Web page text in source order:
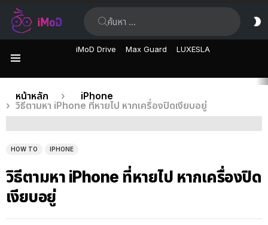
iMoD Drive Max Guard LUXESLA
เรื่อง
ล่าสุด
คุณอยู่ที่นี่:
หน้าหลัก
iPhone
วิธีตามหา iPhone ที่หายไป หากเครื่องปิดเงียบอยู่
HOW TO IPHONE
วิธีตามหา iPhone ที่หายไป หากเครื่องปิด
เงียบอยู่